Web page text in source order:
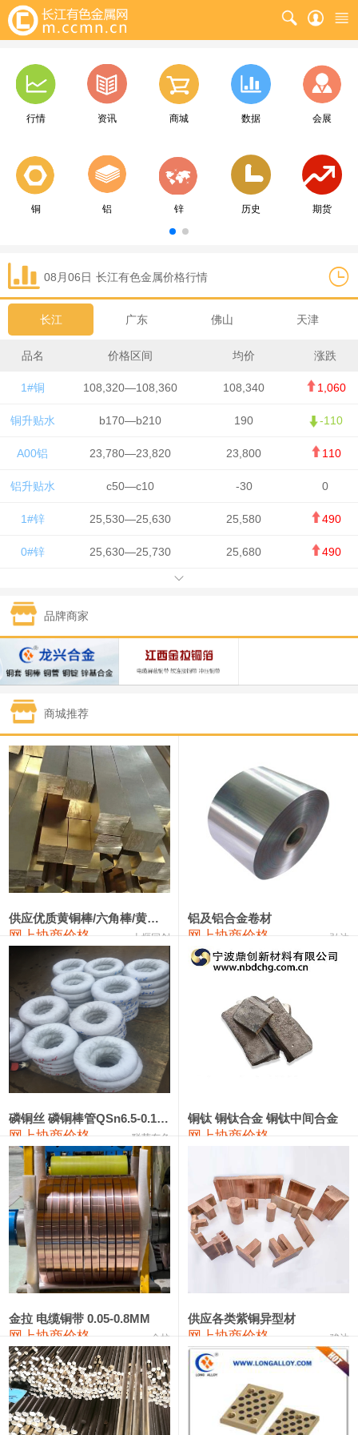
行情 资讯 商城 数据 会展
铜 铝 锌 历史 期货
08月06日 长江有色金属价格行情
长江 广东 佛山 天津
品名 价格区间 均价 涨跌
1#铜 108,320—108,360 108,340 1,060
铜升贴水 b170—b210 190 -110
A00铝 23,780—23,820 23,800 110
铝升贴水 c50—c10 -30 0
1#锌 25,530—25,630 25,580 490
0#锌 25,630—25,730 25,680 490
1#锡 434,750—436,750
1#镍 131,200—132,400
1#白银 15,170—15,180 15,175 615
钯金
1#钴 331,000—351,000
1#锑 88,000—94,000 91,000
2#锑 84,000—90,000 87,000 0
1#镁 17,000—18,000 17,500
1#电解锰(99.7%袋装) 17,900—18,100 18,000
1#电解锰 18,800—19,000 18,900
1#铬 60,000—82,000
2202#硅 14,100—14,300
553#硅 9,200—9,400 9,300
3303#硅 10,300—10,500 10,400
441#硅 9,500—9,700
金属硅553#-331# 10,000 0
漆包线 111,610—115,610 113,610
磷铜合金 110,400—117,200 113,800 1,050
无氧铜丝(硬) 109,350—109,650 109,500
R410A专用紫铜管 113,340—113,340
铸造铝合金锭(A380） 26,200—26,400 26,300 100
铝合金ADC12 24,100—24,300 100
铸造铝合金锭(ZL102) 24,100—24,300 24,200
品牌商家
商城推荐
供应优质黄铜棒/六角棒/黄铜方板
网上协商价格 十堰同创
铝及铝合金卷材
网上协商价格 弘达
磷铜丝 磷铜棒管QSn6.5-0.1 7-0.2 8-0.3
网上协商价格 联荣有色
铜钛 铜钛合金 铜钛中间合金
网上协商价格
金拉 电缆铜带 0.05-0.8MM
网上协商价格 金拉
供应各类紫铜异型材
网上协商价格 骏达